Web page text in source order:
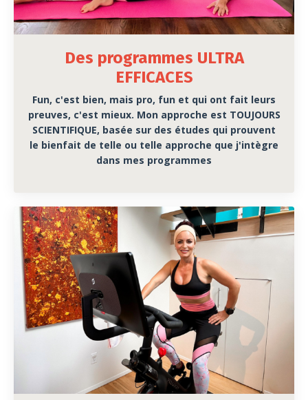
Des programmes ULTRA
EFFICACES
Fun, c'est bien, mais pro, fun et qui ont fait leurs
preuves, c'est mieux. Mon approche est TOUJOURS
SCIENTIFIQUE, basée sur des études qui prouvent
le bienfait de telle ou telle approche que j'intègre
dans mes programmes